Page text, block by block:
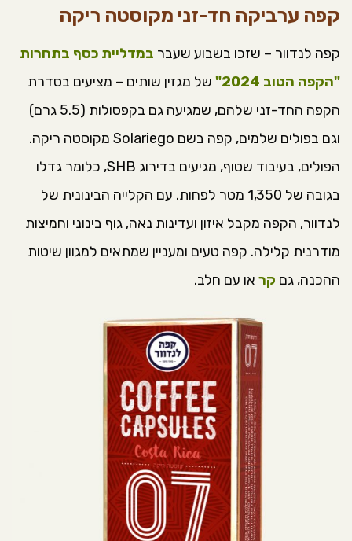
קפה ערביקה חד-זני מקוסטה ריקה
קפה לנדוור – שזכו בשבוע שעבר במדליית כסף בתחרות
"הקפה הטוב 2024"
של מגזין שותים – מציעים בסדרת
הקפה החד-זני שלהם, שמגיעה גם בקפסולות (5.5 גרם)
וגם בפולים שלמים, קפה בשם Solariego מקוסטה ריקה.
הפולים, בעיבוד שטוף, מגיעים בדירוג SHB, כלומר גדלו
בגובה של 1,350 מטר לפחות. עם הקלייה הבינונית של
לנדוור, הקפה מקבל איזון ועדינות נאה, גוף בינוני וחמיצות
מודרנית קלילה. קפה טעים ומעניין שמתאים למגוון שיטות
ההכנה, גם קר או עם חלב.